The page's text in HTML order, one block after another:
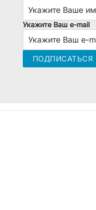
Укажите Ваш e-mail